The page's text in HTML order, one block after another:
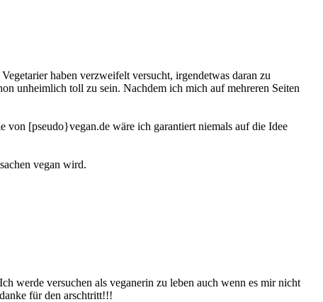
haben verzweifelt versucht, irgendetwas daran zu
unheimlich toll zu sein. Nachdem ich mich auf mehreren Seiten
[pseudo}vegan.de wäre ich garantiert niemals auf die Idee
vegan wird.
werde versuchen als veganerin zu leben auch wenn es mir nicht
für den arschtritt!!!